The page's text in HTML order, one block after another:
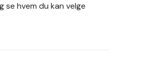
se hvem du kan velge